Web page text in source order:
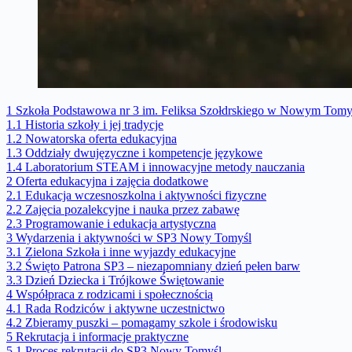
1 Szkoła Podstawowa nr 3 im. Feliksa Szołdrskiego w Nowym
1.1 Historia szkoły i jej tradycje
1.2 Nowatorska oferta edukacyjna
1.3 Oddziały dwujęzyczne i kompetencje językowe
1.4 Laboratorium STEAM i innowacyjne metody nauczania
2 Oferta edukacyjna i zajęcia dodatkowe
2.1 Edukacja wczesnoszkolna i aktywności fizyczne
2.2 Zajęcia pozalekcyjne i nauka przez zabawę
2.3 Programowanie i edukacja artystyczna
3 Wydarzenia i aktywności w SP3 Nowy Tomyśl
3.1 Zielona Szkoła i inne wyjazdy edukacyjne
3.2 Święto Patrona SP3 – niezapomniany dzień pełen barw
3.3 Dzień Dziecka i Trójkowe Świętowanie
4 Współpraca z rodzicami i społecznością
4.1 Rada Rodziców i aktywne uczestnictwo
4.2 Zbieramy puszki – pomagamy szkole i środowisku
5 Rekrutacja i informacje praktyczne